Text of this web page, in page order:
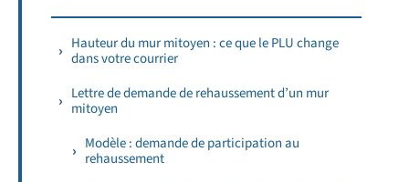
Hauteur du mur mitoyen : ce que le PLU change
dans votre courrier
Lettre de demande de rehaussement d’un mur
mitoyen
Modèle : demande de participation au
rehaussement